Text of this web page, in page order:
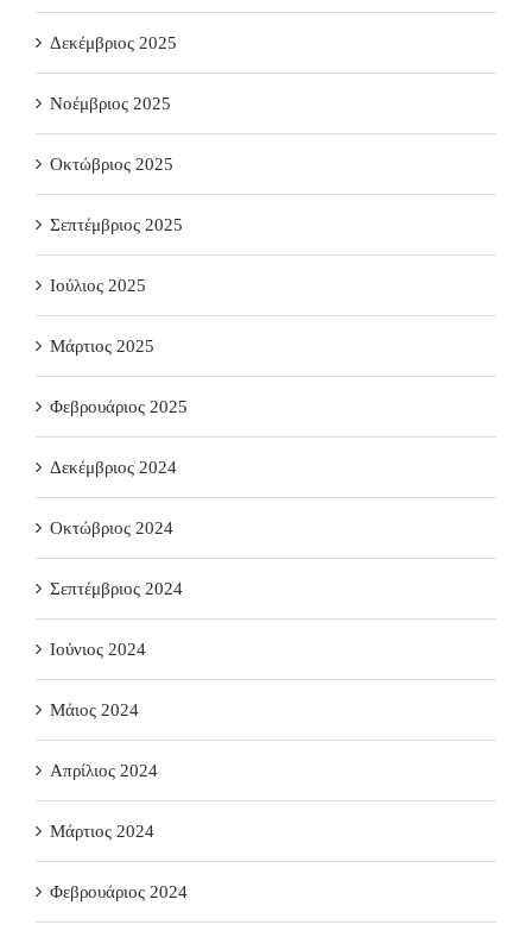
Δεκέμβριος 2025
Νοέμβριος 2025
Οκτώβριος 2025
Σεπτέμβριος 2025
Ιούλιος 2025
Μάρτιος 2025
Φεβρουάριος 2025
Δεκέμβριος 2024
Οκτώβριος 2024
Σεπτέμβριος 2024
Ιούνιος 2024
Μάιος 2024
Απρίλιος 2024
Μάρτιος 2024
Φεβρουάριος 2024